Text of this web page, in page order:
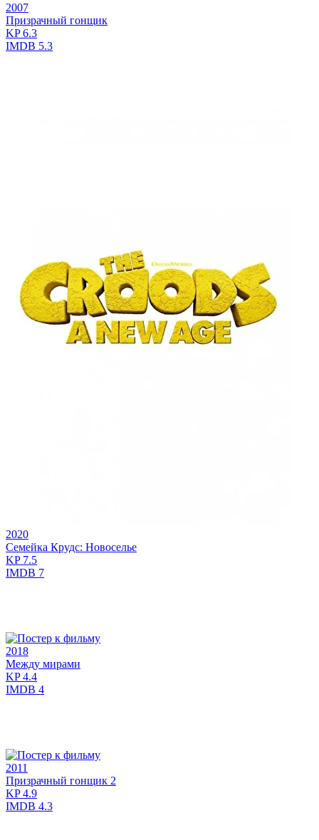
2007
Призрачный гонщик
KP6.3
IMDB 5.3
2020
Семейка Крудс: Новоселье
KP7.5
IMDB 7
2018
Между мирами
KP4.4
IMDB 4
2011
Призрачный гонщик 2
KP4.9
IMDB 4.3